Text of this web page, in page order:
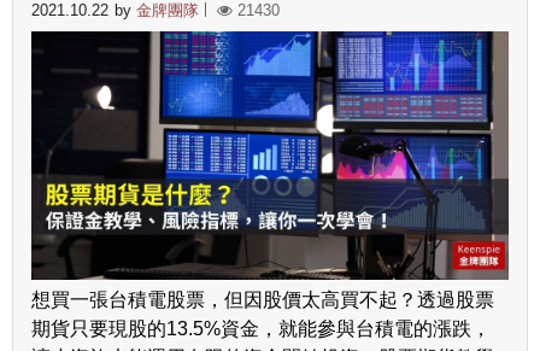
2021.10.22 by 金牌團隊 21430
想買一張台積電股票，但因股價太高買不起？透過股票
期貨只要現股的13.5%資金，就能參與台積電的漲跌，